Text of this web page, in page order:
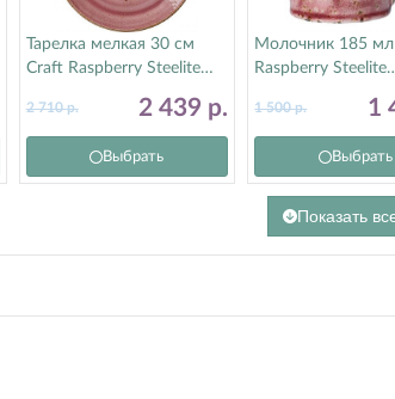
Тарелка мелкая 30 см
Craft Raspberry Steelite
2 439 р.
2 710р.
Выбрать
Молочник 185
Raspberry Steelite
1
1 500р.
Выбрать
Показать